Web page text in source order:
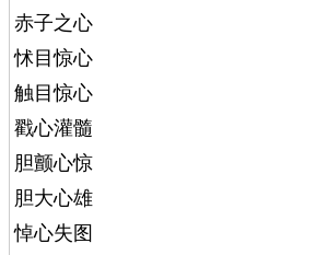
赤子之心
怵目惊心
触目惊心
戳心灌髓
胆颤心惊
胆大心雄
悼心失图